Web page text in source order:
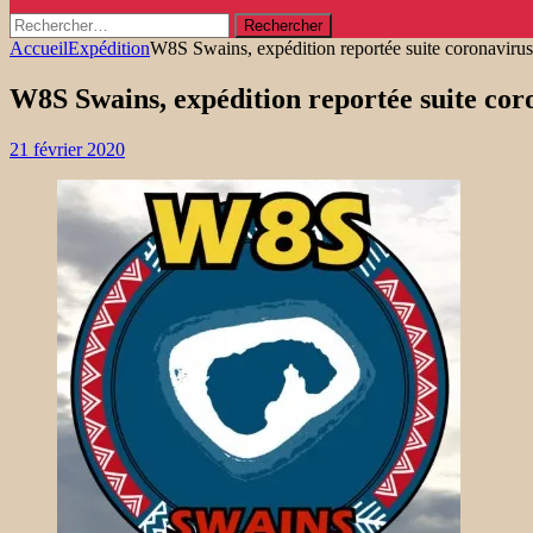
Rechercher :
AccueilExpéditionW8S Swains, expédition reportée suite coronavirus
W8S Swains, expédition reportée suite
21 février 2020